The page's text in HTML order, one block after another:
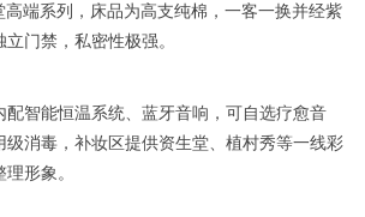
高端系列，床品为高支纯棉，一客一换并经紫
门禁，私密性极强。
智能恒温系统、蓝牙音响，可自选疗愈音
级消毒，补妆区提供资生堂、植村秀等一线彩
形象。